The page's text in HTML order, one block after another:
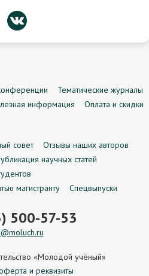
Тематические журналы
информация
Оплата и скидки
совет
Отзывы наших авторов
научных статей
магистранту
Спецвыпуски
500-57-53
«Молодой учёный»
и реквизиты